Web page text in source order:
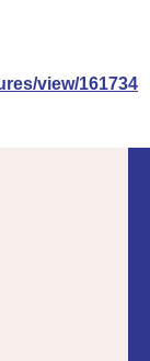
view/161734